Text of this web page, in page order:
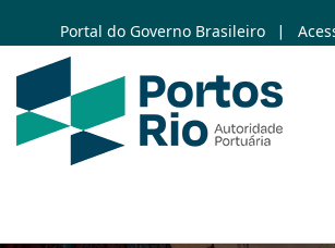
to
main
content
Portal do Governo Brasileiro |